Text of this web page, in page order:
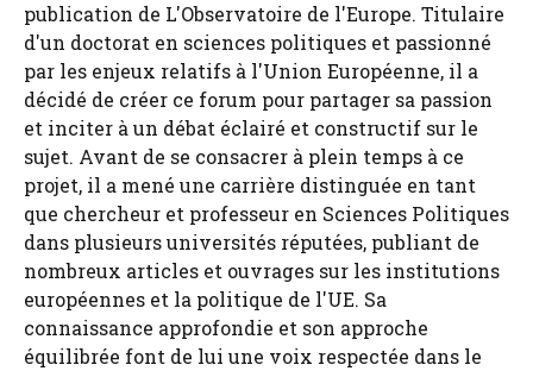
publication de L'Observatoire de l'Europe. Titulaire
d'un doctorat en sciences politiques et passionné
par les enjeux relatifs à l'Union Européenne, il a
décidé de créer ce forum pour partager sa passion
et inciter à un débat éclairé et constructif sur le
sujet. Avant de se consacrer à plein temps à ce
projet, il a mené une carrière distinguée en tant
que chercheur et professeur en Sciences Politiques
dans plusieurs universités réputées, publiant de
nombreux articles et ouvrages sur les institutions
européennes et la politique de l'UE. Sa
connaissance approfondie et son approche
équilibrée font de lui une voix respectée dans le